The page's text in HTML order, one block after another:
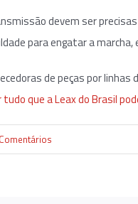
devem ser
para engatar a
de peças por
tudo que a Leax do Brasil